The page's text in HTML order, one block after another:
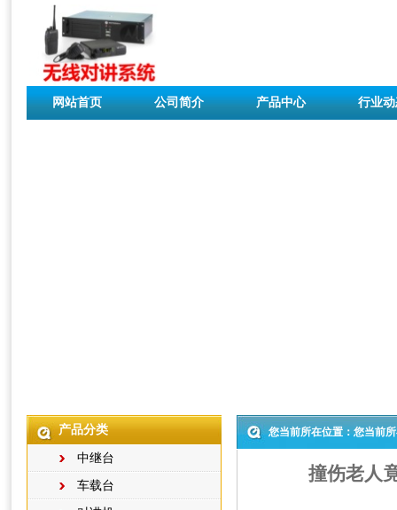
网站首页 公司简介 产品中心 行业
产品分类
中继台
车载台
您当前所在位置：您当前
撞伤老人